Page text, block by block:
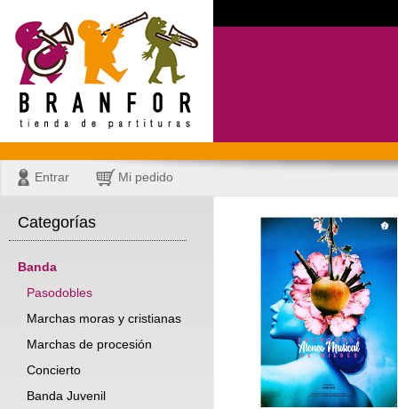
Entrar Mi pedido
Categorías
Banda
Pasodobles
Marchas moras y cristianas
Marchas de procesión
Concierto
Banda Juvenil